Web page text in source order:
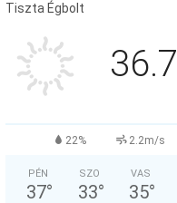
Tiszta Égbolt
36.7
22% 2.2m/s
PÉN
37°
SZO
33°
VAS
35°